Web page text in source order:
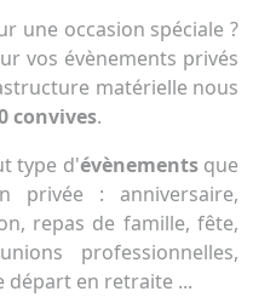
une occasion spéciale ?
vos évènements privés
matérielle nous
convives.
type d'évènements que
privée : anniversaire,
repas de famille, fête,
professionnelles,
départ en retraite ...